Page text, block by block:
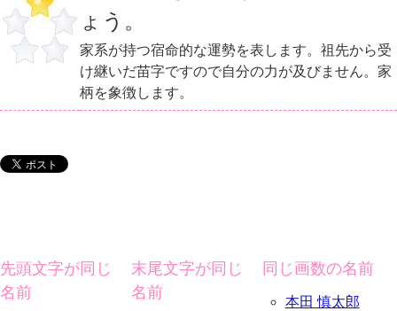
ょう。
家系が持つ宿命的な運勢を表します。祖先から受
け継いだ苗字ですので自分の力が及びません。家
柄を象徴します。
先頭文字が同じ
名前
末尾文字が同じ
名前
同じ画数の名前
本田 慎太郎